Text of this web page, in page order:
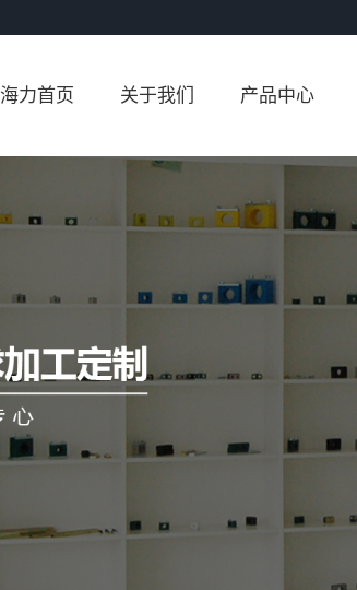
海力首页 关于我们
公司简介
产品中心
铝合金管夹
尼龙管夹
管夹配件